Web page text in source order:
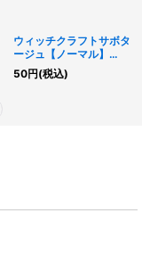
ウィッチクラフトサボタ
ージュ【ノーマル】
{RV01-JP040}《魔法》
50円(税込)